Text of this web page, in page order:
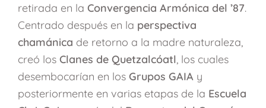
retirada en la Convergencia Armónica del ’87.
Centrado después en la perspectiva
chamánica de retorno a la madre naturaleza,
creó los Clanes de Quetzalcóatl, los cuales
desembocarían en los Grupos GAIA y
posteriormente en varias etapas de la Escuela